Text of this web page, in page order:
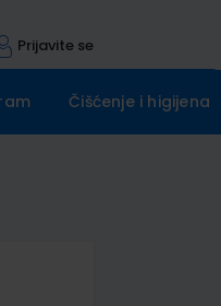
Prijavite se
Čišćenje i higijena